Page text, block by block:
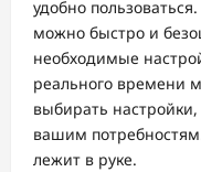
удобно
можно быстро и
необходимые
реального времени
выбирать
вашим
лежит в руке.